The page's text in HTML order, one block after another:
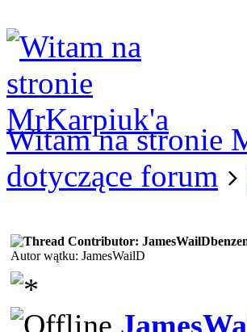
Witam na stronie
dotyczące forum
Autor wątku: JamesWailD